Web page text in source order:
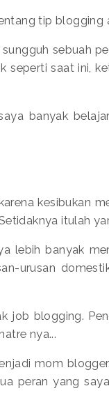
tip blogging
sebuah
seperti saat ini,
banyak
kesibukan
itulah
lebih banyak
urusan
job blogging.
nya...
mom
peran yang